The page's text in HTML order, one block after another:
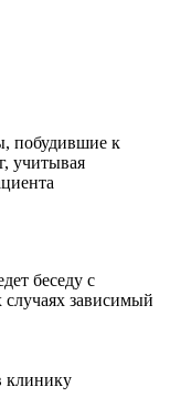
побудившие к
учитывая
беседу с
зависимый
клинику